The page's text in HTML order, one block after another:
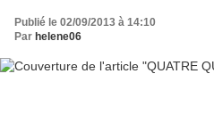
Publié le 02/09/2013 à 14:10
Par helene06